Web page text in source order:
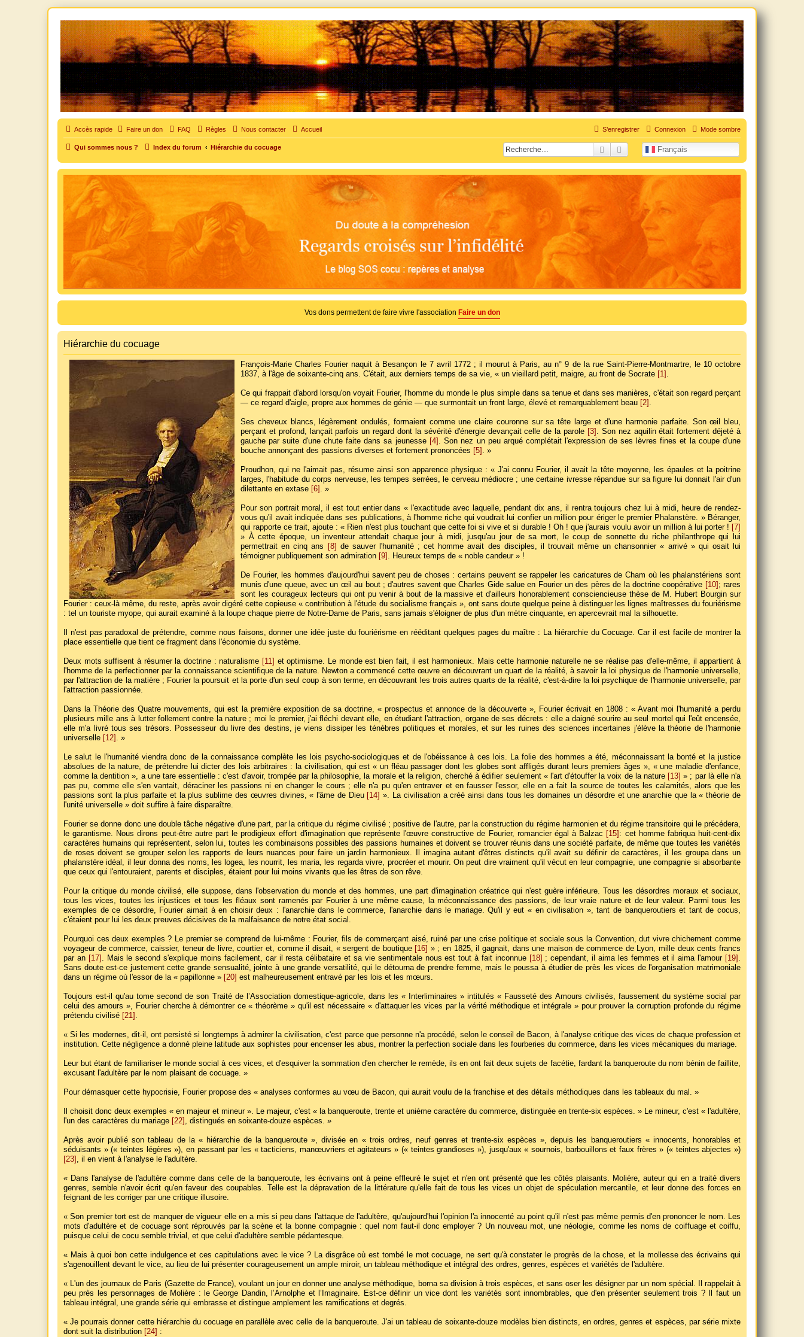
SOS cocu
SOS cocu est une association loi 1901 dont l'objet est le soutien aux victimes d'adultère. Pouvoir parler, se confier, recevoir un soutien moral pour traverser une situation personnelle douloureuse
Accès rapide Mode sombre
Faire un don FAQ Règles Nous contacter Accueil Connexion
S’enregistrer
Qui sommes nous ? Index du forum Hiérarchie du cocuage Français
RechercherRecherche avancée
Vos dons permettent de faire vivre l'association Faire un don
Hiérarchie du cocuage
François-Marie Charles Fourier naquit à Besançon le 7 avril 1772 ; il mourut à Paris, au n° 9 de la rue Saint-Pierre-Montmartre, le 10 octobre
1837, à l'âge de soixante-cinq ans. C'était, aux derniers temps de sa vie, « un vieillard petit, maigre, au front de Socrate
[1] .
Ce qui frappait d'abord lorsqu'on voyait Fourier, l'homme du monde le plus simple dans sa tenue et dans ses manières, c'était son regard perçant
— ce regard d'aigle, propre aux hommes de génie — que surmontait un front large, élevé et remarquablement beau [2] .
Ses cheveux blancs, légèrement ondulés, formaient comme une claire couronne sur sa tête large et d'une harmonie parfaite. Son œil bleu,
perçant et profond, lançait parfois un regard dont la sévérité d'énergie devançait celle de la parole
[3] . Son nez aquilin était fortement déjeté à
gauche par suite d'une chute faite dans sa jeunesse
[4] . Son nez un peu arqué complétait l'expression de ses lèvres fines et la coupe d'une
bouche annonçant des passions diverses et fortement prononcées
[5] . »
Proudhon, qui ne l'aimait pas, résume ainsi son apparence physique : « J'ai connu Fourier, il avait la tête moyenne, les épaules et la poitrine
larges, l'habitude du corps nerveuse, les tempes serrées, le cerveau médiocre ; une certaine ivresse répandue sur sa figure lui donnait l'air d'un
dilettante en extase [6] . »
Pour son portrait moral, il est tout entier dans « l'exactitude avec laquelle, pendant dix ans, il rentra toujours chez lui à midi, heure de rendez-
vous qu'il avait indiquée dans ses publications, à l'homme riche qui voudrait lui confier un million pour ériger le premier Phalanstère. » Béranger,
qui rapporte ce trait, ajoute : « Rien n'est plus touchant que cette foi si vive et si durable ! Oh ! que j'aurais voulu avoir un million à lui porter !
[7]
» À cette époque, un inventeur attendait chaque jour à midi, jusqu'au jour de sa mort, le coup de sonnette du riche philanthrope qui lui
permettrait en cinq ans
[8]
de sauver l'humanité ; cet homme avait des disciples, il trouvait même un chansonnier « arrivé » qui osait lui
témoigner publiquement son admiration [9] . Heureux temps de « noble candeur » !
De Fourier, les hommes d'aujourd'hui savent peu de choses : certains peuvent se rappeler les caricatures de Cham où les phalanstériens sont
munis d'une queue, avec un œil au bout ; d'autres savent que Charles Gide salue en Fourier un des pères de la doctrine coopérative
[10] ; rares
sont les courageux lecteurs qui ont pu venir à bout de la massive et d'ailleurs honorablement consciencieuse thèse de M. Hubert Bourgin sur
Fourier : ceux-là même, du reste, après avoir digéré cette copieuse « contribution à l'étude du socialisme français », ont sans doute quelque peine à distinguer les lignes maîtresses du fouriérisme
: tel un touriste myope, qui aurait examiné à la loupe chaque pierre de Notre-Dame de Paris, sans jamais s'éloigner de plus d'un mètre cinquante, en apercevrait mal la silhouette.
Il n'est pas paradoxal de prétendre, comme nous faisons, donner une idée juste du fouriérisme en rééditant quelques pages du maître : La hiérarchie du Cocuage. Car il est facile de montrer la
place essentielle que tient ce fragment dans l'économie du système.
Deux mots suffisent à résumer la doctrine : naturalisme [11]
et optimisme. Le monde est bien fait, il est harmonieux. Mais cette harmonie naturelle ne se réalise pas d'elle-même, il appartient à
l'homme de la perfectionner par la connaissance scientifique de la nature. Newton a commencé cette œuvre en découvrant un quart de la réalité, à savoir la loi physique de l'harmonie universelle,
par l'attraction de la matière ; Fourier la poursuit et la porte d'un seul coup à son terme, en découvrant les trois autres quarts de la réalité, c'est-à-dire la loi psychique de l'harmonie universelle, par
l'attraction passionnée.
Dans la Théorie des Quatre mouvements, qui est la première exposition de sa doctrine, « prospectus et annonce de la découverte », Fourier écrivait en 1808 : « Avant moi l'humanité a perdu
plusieurs mille ans à lutter follement contre la nature ; moi le premier, j'ai fléchi devant elle, en étudiant l'attraction, organe de ses décrets : elle a daigné sourire au seul mortel qui l'eût encensée,
elle m'a livré tous ses trésors. Possesseur du livre des destins, je viens dissiper les ténèbres politiques et morales, et sur les ruines des sciences incertaines j'élève la théorie de l'harmonie
universelle
[12] . »
Le salut le l'humanité viendra donc de la connaissance complète les lois psycho-sociologiques et de l'obéissance à ces lois. La folie des hommes a été, méconnaissant la bonté et la justice
absolues de la nature, de prétendre lui dicter des lois arbitraires : la civilisation, qui est « un fléau passager dont les globes sont affligés durant leurs premiers âges », « une maladie d'enfance,
comme la dentition », a une tare essentielle : c'est d'avoir, trompée par la philosophie, la morale et la religion, cherché à édifier seulement « l'art d'étouffer la voix de la nature
[13] » ; par là elle n'a
pas pu, comme elle s'en vantait, déraciner les passions ni en changer le cours ; elle n'a pu qu'en entraver et en fausser l'essor, elle en a fait la source de toutes les calamités, alors que les
passions sont la plus parfaite et la plus sublime des œuvres divines, « l'âme de Dieu
[14]
». La civilisation a créé ainsi dans tous les domaines un désordre et une anarchie que la « théorie de
l'unité universelle » doit suffire à faire disparaître.
Fourier se donne donc une double tâche négative d'une part, par la critique du régime civilisé ; positive de l'autre, par la construction du régime harmonien et du régime transitoire qui le précédera,
le garantisme. Nous dirons peut-être autre part le prodigieux effort d'imagination que représente l'œuvre constructive de Fourier, romancier égal à Balzac
[15] : cet homme fabriqua huit-cent-dix
caractères humains qui représentent, selon lui, toutes les combinaisons possibles des passions humaines et doivent se trouver réunis dans une société parfaite, de même que toutes les variétés
de roses doivent se grouper selon les rapports de leurs nuances pour faire un jardin harmonieux. Il imagina autant d'êtres distincts qu'il avait su définir de caractères, il les groupa dans un
phalanstère idéal, il leur donna des noms, les logea, les nourrit, les maria, les regarda vivre, procréer et mourir. On peut dire vraiment qu'il vécut en leur compagnie, une compagnie si absorbante
que ceux qui l'entouraient, parents et disciples, étaient pour lui moins vivants que les êtres de son rêve.
Pour la critique du monde civilisé, elle suppose, dans l'observation du monde et des hommes, une part d'imagination créatrice qui n'est guère inférieure. Tous les désordres moraux et sociaux,
tous les vices, toutes les injustices et tous les fléaux sont ramenés par Fourier à une même cause, la méconnaissance des passions, de leur vraie nature et de leur valeur. Parmi tous les
exemples de ce désordre, Fourier aimait à en choisir deux : l'anarchie dans le commerce, l'anarchie dans le mariage. Qu'il y eut « en civilisation », tant de banqueroutiers et tant de cocus,
c'étaient pour lui les deux preuves décisives de la malfaisance de notre état social.
Pourquoi ces deux exemples ? Le premier se comprend de lui-même : Fourier, fils de commerçant aisé, ruiné par une crise politique et sociale sous la Convention, dut vivre chichement comme
voyageur de commerce, caissier, teneur de livre, courtier et, comme il disait, « sergent de boutique
[16]
» ; en 1825, il gagnait, dans une maison de commerce de Lyon, mille deux cents francs
par an
[17] . Mais le second s'explique moins facilement, car il resta célibataire et sa vie sentimentale nous est tout à fait inconnue [18] ; cependant, il aima les femmes et il aima l'amour [19] .
Sans doute est-ce justement cette grande sensualité, jointe à une grande versatilité, qui le détourna de prendre femme, mais le poussa à étudier de près les vices de l'organisation matrimoniale
dans un régime où l'essor de la « papillonne » [20] est malheureusement entravé par les lois et les mœurs.
Toujours est-il qu'au tome second de son Traité de l’Association domestique-agricole, dans les « Interliminaires » intitulés « Fausseté des Amours civilisés, faussement du système social par
celui des amours », Fourier cherche à démontrer ce « théorème » qu'il est nécessaire « d'attaquer les vices par la vérité méthodique et intégrale » pour prouver la corruption profonde du régime
prétendu civilisé [21] .
« Si les modernes, dit-il, ont persisté si longtemps à admirer la civilisation, c'est parce que personne n'a procédé, selon le conseil de Bacon, à l'analyse critique des vices de chaque profession et
institution. Cette négligence a donné pleine latitude aux sophistes pour encenser les abus, montrer la perfection sociale dans les fourberies du commerce, dans les vices mécaniques du mariage.
Leur but étant de familiariser le monde social à ces vices, et d'esquiver la sommation d'en chercher le remède, ils en ont fait deux sujets de facétie, fardant la banqueroute du nom bénin de faillite,
excusant l'adultère par le nom plaisant de cocuage. »
Pour démasquer cette hypocrisie, Fourier propose des « analyses conformes au vœu de Bacon, qui aurait voulu de la franchise et des détails méthodiques dans les tableaux du mal. »
Il choisit donc deux exemples « en majeur et mineur ». Le majeur, c'est « la banqueroute, trente et unième caractère du commerce, distinguée en trente-six espèces. » Le mineur, c'est « l'adultère,
l'un des caractères du mariage [22] , distingués en soixante-douze espèces. »
Après avoir publié son tableau de la « hiérarchie de la banqueroute », divisée en « trois ordres, neuf genres et trente-six espèces », depuis les banqueroutiers « innocents, honorables et
séduisants » (« teintes légères »), en passant par les « tacticiens, manœuvriers et agitateurs » (« teintes grandioses »), jusqu'aux « sournois, barbouillons et faux frères » (« teintes abjectes »)
[23] , il en vient à l'analyse le l'adultère.
« Dans l'analyse de l'adultère comme dans celle de la banqueroute, les écrivains ont à peine effleuré le sujet et n'en ont présenté que les côtés plaisants. Molière, auteur qui en a traité divers
genres, semble n'avoir écrit qu'en faveur des coupables. Telle est la dépravation de la littérature qu'elle fait de tous les vices un objet de spéculation mercantile, et leur donne des forces en
feignant de les corriger par une critique illusoire.
« Son premier tort est de manquer de vigueur elle en a mis si peu dans l'attaque de l'adultère, qu'aujourd'hui l'opinion l'a innocenté au point qu'il n'est pas même permis d'en prononcer le nom. Les
mots d'adultère et de cocuage sont réprouvés par la scène et la bonne compagnie : quel nom faut-il donc employer ? Un nouveau mot, une néologie, comme les noms de coiffuage et coiffu,
puisque celui de cocu semble trivial, et que celui d'adultère semble pédantesque.
« Mais à quoi bon cette indulgence et ces capitulations avec le vice ? La disgrâce où est tombé le mot cocuage, ne sert qu'à constater le progrès de la chose, et la mollesse des écrivains qui
s'agenouillent devant le vice, au lieu de lui présenter courageusement un ample miroir, un tableau méthodique et intégral des ordres, genres, espèces et variétés de l'adultère.
« L'un des journaux de Paris (Gazette de France), voulant un jour en donner une analyse méthodique, borna sa division à trois espèces, et sans oser les désigner par un nom spécial. Il rappelait à
peu près les personnages de Molière : le George Dandin, l’Arnolphe et l’Imaginaire. Est-ce définir un vice dont les variétés sont innombrables, que d'en présenter seulement trois ? Il faut un
tableau intégral, une grande série qui embrasse et distingue amplement les ramifications et degrés.
« Je pourrais donner cette hiérarchie du cocuage en parallèle avec celle de la banqueroute. J'ai un tableau de soixante-douze modèles bien distincts, en ordres, genres et espèces, par série mixte
dont suit la distribution [24] :